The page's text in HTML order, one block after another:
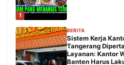
1
BERITA
Sistem Kerja
Tangerang
Layanan: Kantor
Banten Harus